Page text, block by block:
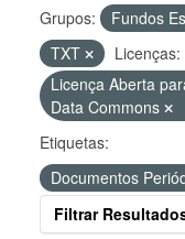
Grupos: Fundos
TXT
Licenças:
Licença Aberta
Data Commons
Etiquetas:
Documentos
Filtrar